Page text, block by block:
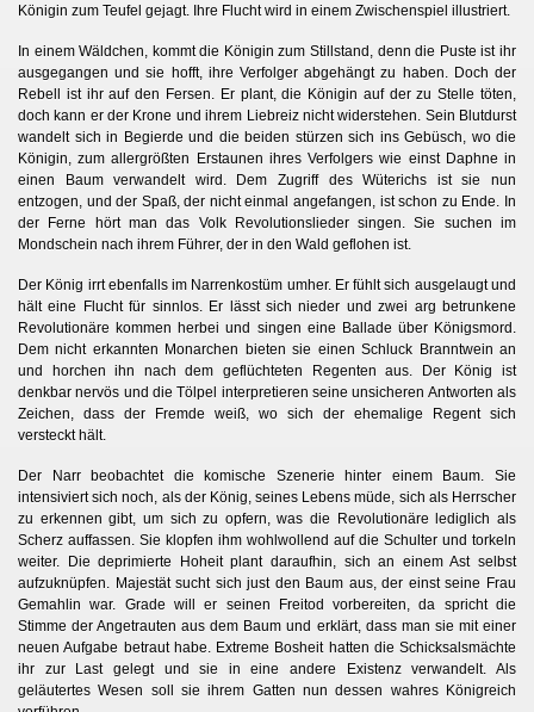
Königin zum Teufel gejagt. Ihre Flucht wird in einem Zwischenspiel illustriert.
In einem Wäldchen, kommt die Königin zum Stillstand, denn die Puste ist ihr
ausgegangen und sie hofft, ihre Verfolger abgehängt zu haben. Doch der
Rebell ist ihr auf den Fersen. Er plant, die Königin auf der zu Stelle töten,
doch kann er der Krone und ihrem Liebreiz nicht widerstehen. Sein Blutdurst
wandelt sich in Begierde und die beiden stürzen sich ins Gebüsch, wo die
Königin, zum allergrößten Erstaunen ihres Verfolgers wie einst Daphne in
einen Baum verwandelt wird. Dem Zugriff des Wüterichs ist sie nun
entzogen, und der Spaß, der nicht einmal angefangen, ist schon zu Ende. In
der Ferne hört man das Volk Revolutionslieder singen. Sie suchen im
Mondschein nach ihrem Führer, der in den Wald geflohen ist.
Der König irrt ebenfalls im Narrenkostüm umher. Er fühlt sich ausgelaugt und
hält eine Flucht für sinnlos. Er lässt sich nieder und zwei arg betrunkene
Revolutionäre kommen herbei und singen eine Ballade über Königsmord.
Dem nicht erkannten Monarchen bieten sie einen Schluck Branntwein an
und horchen ihn nach dem geflüchteten Regenten aus. Der König ist
denkbar nervös und die Tölpel interpretieren seine unsicheren Antworten als
Zeichen, dass der Fremde weiß, wo sich der ehemalige Regent sich
versteckt hält.
Der Narr beobachtet die komische Szenerie hinter einem Baum. Sie
intensiviert sich noch, als der König, seines Lebens müde, sich als Herrscher
zu erkennen gibt, um sich zu opfern, was die Revolutionäre lediglich als
Scherz auffassen. Sie klopfen ihm wohlwollend auf die Schulter und torkeln
weiter. Die deprimierte Hoheit plant daraufhin, sich an einem Ast selbst
aufzuknüpfen. Majestät sucht sich just den Baum aus, der einst seine Frau
Gemahlin war. Grade will er seinen Freitod vorbereiten, da spricht die
Stimme der Angetrauten aus dem Baum und erklärt, dass man sie mit einer
neuen Aufgabe betraut habe. Extreme Bosheit hatten die Schicksalsmächte
ihr zur Last gelegt und sie in eine andere Existenz verwandelt. Als
geläutertes Wesen soll sie ihrem Gatten nun dessen wahres Königreich